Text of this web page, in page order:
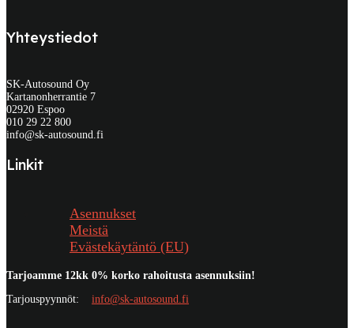
Yhteystiedot
SK-Autosound Oy
Kartanonherrantie 7
02920 Espoo
010 29 22 800
info@sk-autosound.fi
Linkit
Asennukset
Meistä
Evästekäytäntö (EU)
Tarjoamme 12kk 0% korko rahoitusta asennuksiin!
Tarjouspyynnöt: info@sk-autosound.fi